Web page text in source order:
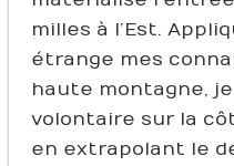
milles à l’Est.
étrange mes
haute montagne,
volontaire sur la
en extrapolant le